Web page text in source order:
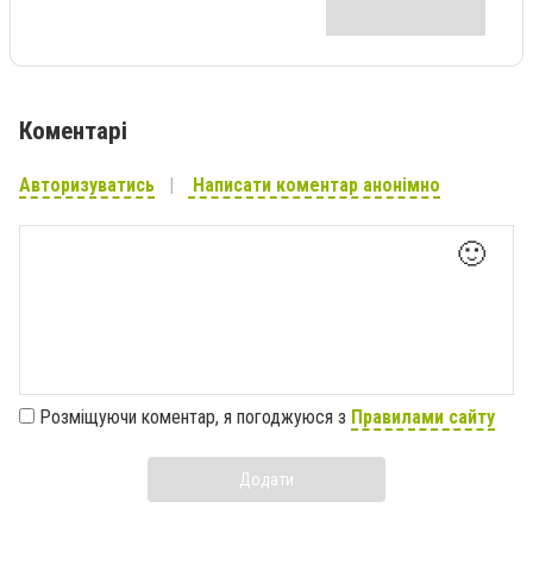
Коментарі
Авторизуватись Написати коментар анонімно
🙂
Розміщуючи коментар, я погоджуюся з Правилами сайту
Додати